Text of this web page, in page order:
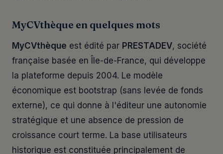
MyCVthèque en quelques mots
MyCVthèque est édité par PRESTADEV, société
française basée en Île-de-France, qui développe
la plateforme depuis 2004. Le modèle
économique est bootstrap (sans levée de fonds
externe), ce qui donne à l'éditeur une autonomie
stratégique et une absence de pression de
croissance court terme. La base utilisateurs
historique est constituée principalement de